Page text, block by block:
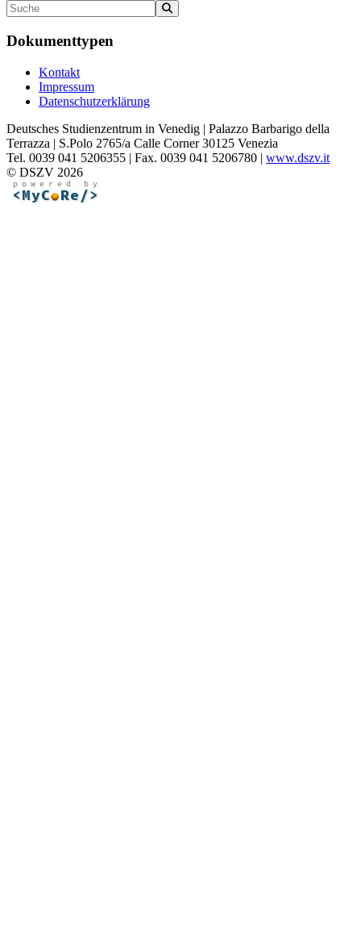
Dokumenttypen
Kontakt
Impressum
Datenschutzerklärung
Deutsches Studienzentrum in Venedig | Palazzo Barbarigo della
Terrazza | S.Polo 2765/a Calle Corner 30125 Venezia
Tel. 0039 041 5206355 | Fax. 0039 041 5206780 | www.dszv.it
© DSZV 2026